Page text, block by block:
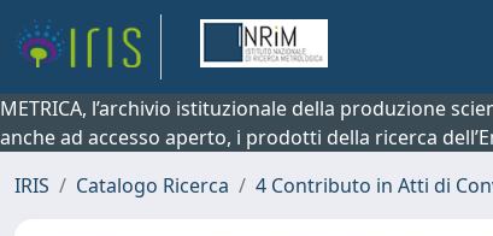
METRICA, l’archivio istituzionale della produzione
anche ad accesso aperto, i prodotti della ricerca
IRIS
Catalogo Ricerca 4 Contributo in Atti di